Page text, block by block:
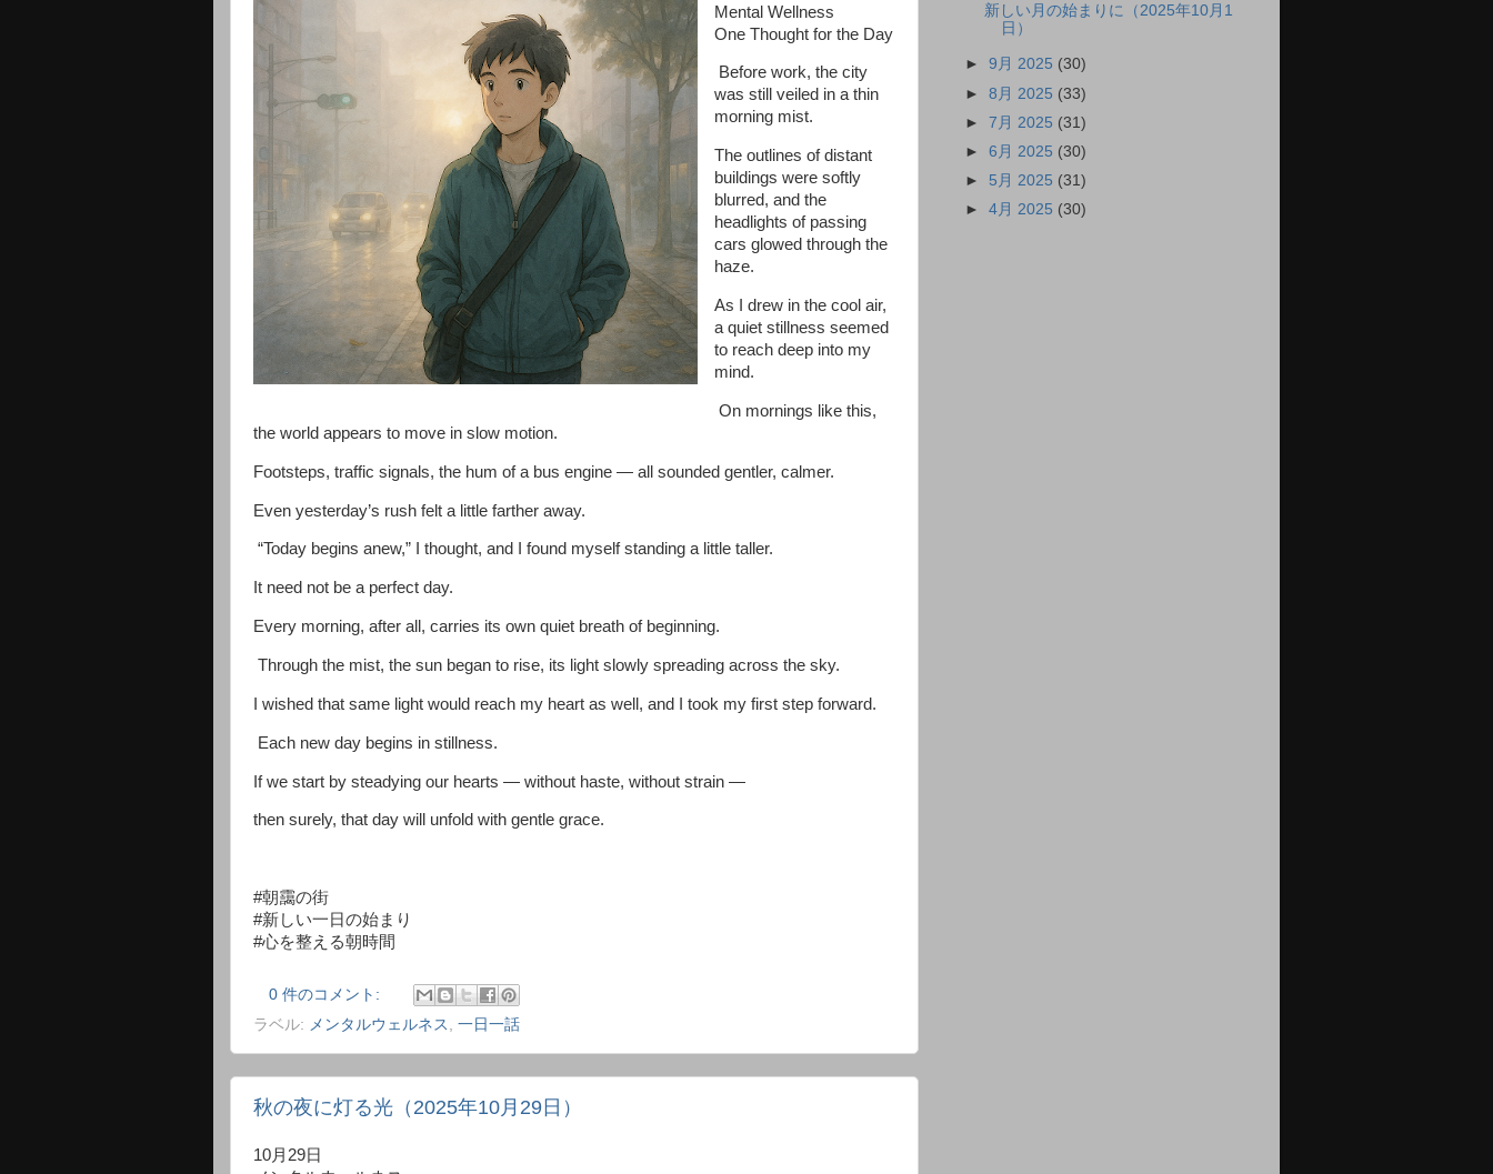
Mental Wellness
One Thought for the Day
Before work, the city
was still veiled in a thin
morning mist.
The outlines of distant
buildings were softly
blurred, and the
headlights of passing
cars glowed through the
haze.
As I drew in the cool air,
a quiet stillness seemed
to reach deep into my
mind.
On mornings like this,
the world appears to move in slow motion.
Footsteps, traffic signals, the hum of a bus engine — all sounded gentler, calmer.
Even yesterday’s rush felt a little farther away.
“Today begins anew,” I thought, and I found myself standing a little taller.
It need not be a perfect day.
Every morning, after all, carries its own quiet breath of beginning.
Through the mist, the sun began to rise, its light slowly spreading across the sky.
I wished that same light would reach my heart as well, and I took my first step forward.
Each new day begins in stillness.
If we start by steadying our hearts — without haste, without strain —
then surely, that day will unfold with gentle grace.
#朝靄の街
#新しい一日の始まり
#心を整える朝時間
0 件のコメント:
ラベル: メンタルウェルネス , 一日一話
秋の夜に灯る光（2025年10月29日）
10月29日
新しい月の始まりに（2025年10月1
日）
►9月 2025 (30)
►8月 2025 (33)
►7月 2025 (31)
►6月 2025 (30)
► 5月 2025 (31)
►4月 2025 (30)